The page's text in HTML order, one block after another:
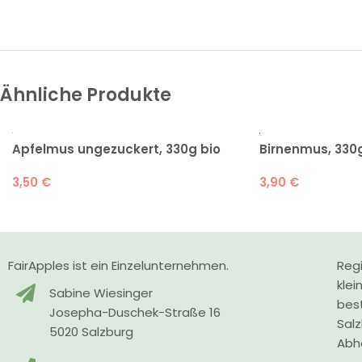
Ähnliche Produkte
Apfelmus ungezuckert, 330g bio
3,50 €
Birnenmus,
3,90 €
FairApples ist ein Einzelunternehmen.
Sabine Wiesinger
Josepha-Duschek-Straße 16
5020 Salzburg